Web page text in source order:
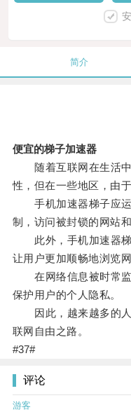
简介
便宜的梯子加速器
随着互联网在生活中
性，但在一些地区，由
手机加速器梯子应运
制，访问被封锁的网站和
此外，手机加速器梯
让用户更加顺畅地浏览
在网络信息被时常监
保护用户的个人隐私。
因此，越来越多的人
联网自由之路。
#37#
评论
游客